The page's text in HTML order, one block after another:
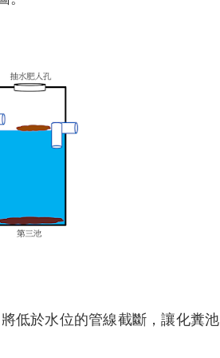
低於水位的管線截斷，讓化糞池